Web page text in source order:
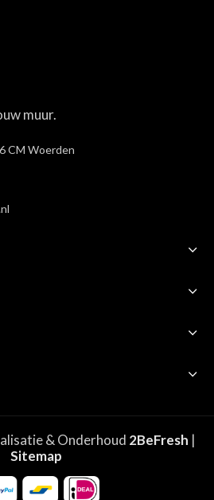
muur.
CM Woerden
& Onderhoud 2BeFresh |
Sitemap